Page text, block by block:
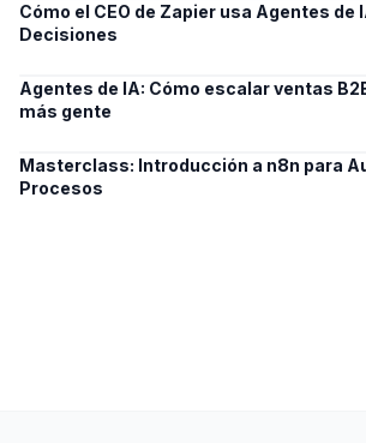
Cómo el CEO de Zapier usa Agentes de
Decisiones
Agentes de IA: Cómo escalar ventas
más gente
Masterclass: Introducción a n8n para
Procesos